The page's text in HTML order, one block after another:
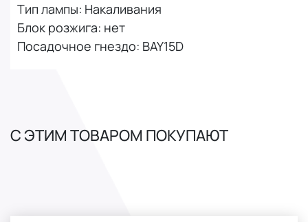
Тип лампы: Накаливания
Блок розжига: нет
Посадочное гнездо: BAY15D
С ЭТИМ ТОВАРОМ ПОКУПАЮТ